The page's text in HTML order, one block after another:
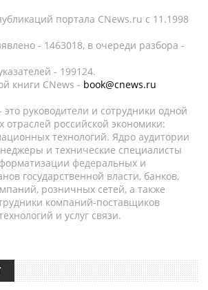
портала CNews.ru c 11.1998
- 1463018, в очереди разбора -
- 199124.
книги CNews - book@cnews.ru
руководители и сотрудники одной
российской экономики:
технологий. Ядро аудитории
и технические специалисты
федеральных и
государственной власти, банков,
розничных сетей, а также
компаний-поставщиков
и услуг связи.